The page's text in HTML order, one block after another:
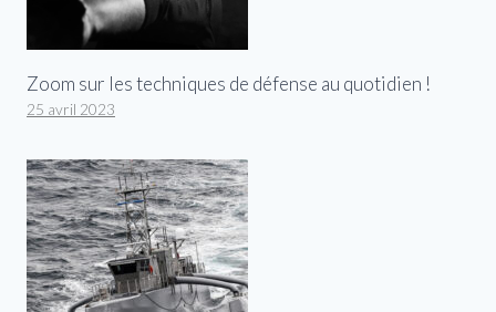
Zoom sur les techniques de défense au quotidien !
25 avril 2023